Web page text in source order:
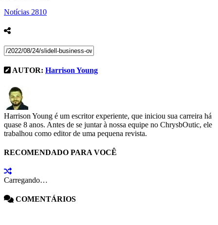
Notícias 2810
AUTOR: Harrison Young
Harrison Young é um escritor experiente, que iniciou sua carreira há
quase 8 anos. Antes de se juntar à nossa equipe no ChrysbOutic, ele
trabalhou como editor de uma pequena revista.
RECOMENDADO PARA VOCÊ
Carregando…
COMENTÁRIOS